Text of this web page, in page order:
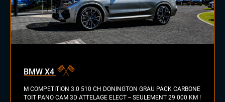
diesel
électrique
GPL
BMW X4
M COMPETITION 3.0 510 CH DONINGTON GRAU PACK CARBONE
TOIT PANO CAM 3D ATTELAGE ELECT -- SEULEMENT 29 000 KM !